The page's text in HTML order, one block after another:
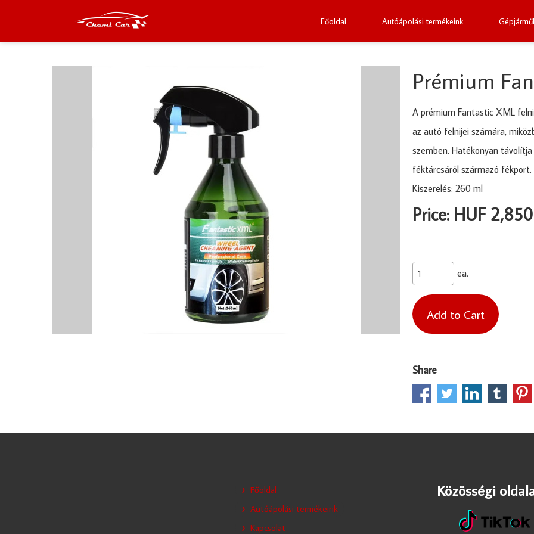
Főoldal Autóápolási termékeink
Prémium
A prémium Fantastic XML
az autó felnijei számára,
szemben. Hatékonyan
féktárcsáról származó fékport.
Kiszerelés: 260 ml
Price: HUF 2,850
ea.
Share
Főoldal
Autóápolási termékeink
Kapcsolat
Közösségi